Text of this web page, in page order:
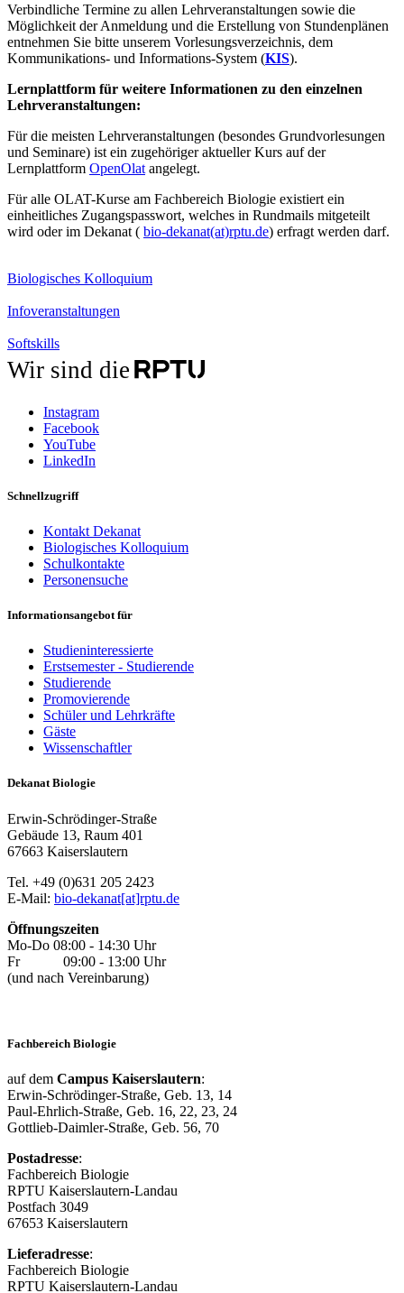
Verbindliche Termine zu allen Lehrveranstaltungen sowie die
Möglichkeit der Anmeldung und die Erstellung von Stundenplänen
entnehmen Sie bitte unserem Vorlesungsverzeichnis, dem
Kommunikations- und Informations-System (KIS).
Lernplattform für weitere Informationen zu den einzelnen
Lehrveranstaltungen:
Für die meisten Lehrveranstaltungen (besondes Grundvorlesungen
und Seminare) ist ein zugehöriger aktueller Kurs auf der
Lernplattform OpenOlat angelegt.
Für alle OLAT-Kurse am Fachbereich Biologie existiert ein
einheitliches Zugangspasswort, welches in Rundmails mitgeteilt
wird oder im Dekanat ( bio-dekanat(at)rptu.de) erfragt werden darf.
Biologisches Kolloquium
Infoveranstaltungen
Softskills
Wir sind die
Instagram
Facebook
YouTube
LinkedIn
Schnellzugriff
Kontakt Dekanat
Biologisches Kolloquium
Schulkontakte
Personensuche
Informationsangebot für
Studieninteressierte
Erstsemester - Studierende
Studierende
Promovierende
Schüler und Lehrkräfte
Gäste
Wissenschaftler
Dekanat Biologie
Erwin-Schrödinger-Straße
Gebäude 13, Raum 401
67663 Kaiserslautern
Tel. +49 (0)631 205 2423
E-Mail: bio-dekanat[at]rptu.de
Öffnungszeiten
Mo-Do 08:00 - 14:30 Uhr
Fr 09:00 - 13:00 Uhr
(und nach Vereinbarung)
Fachbereich Biologie
auf dem Campus Kaiserslautern:
Erwin-Schrödinger-Straße, Geb. 13, 14
Paul-Ehrlich-Straße, Geb. 16, 22, 23, 24
Gottlieb-Daimler-Straße, Geb. 56, 70
Postadresse:
Fachbereich Biologie
RPTU Kaiserslautern-Landau
Postfach 3049
67653 Kaiserslautern
Lieferadresse:
Fachbereich Biologie
RPTU Kaiserslautern-Landau